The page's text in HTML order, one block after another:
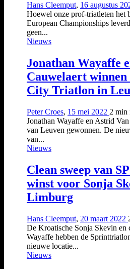
Hans Cleemput, 16 augustus
Hoewel onze prof-triatleten het
European Championships
geen...
Nieuws
Jonathan Wayaffe
Cauwelaert winnen
City Triatlon in
Peter Croes, 15 mei 2022 2 min
Jonathan Wayaffe en Astrid
van Leuven gewonnen. De
van...
Nieuws
Clean sweep van
winst voor Sonja
Limburg
Hans Cleemput, 20 maart 2022
De Kroatische Sonja Skevin en
Wayaffe hebben de
nieuwe locatie...
Nieuws